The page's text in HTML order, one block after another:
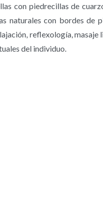
con piedrecillas de
naturales con bordes de
reflexología,
del individuo.